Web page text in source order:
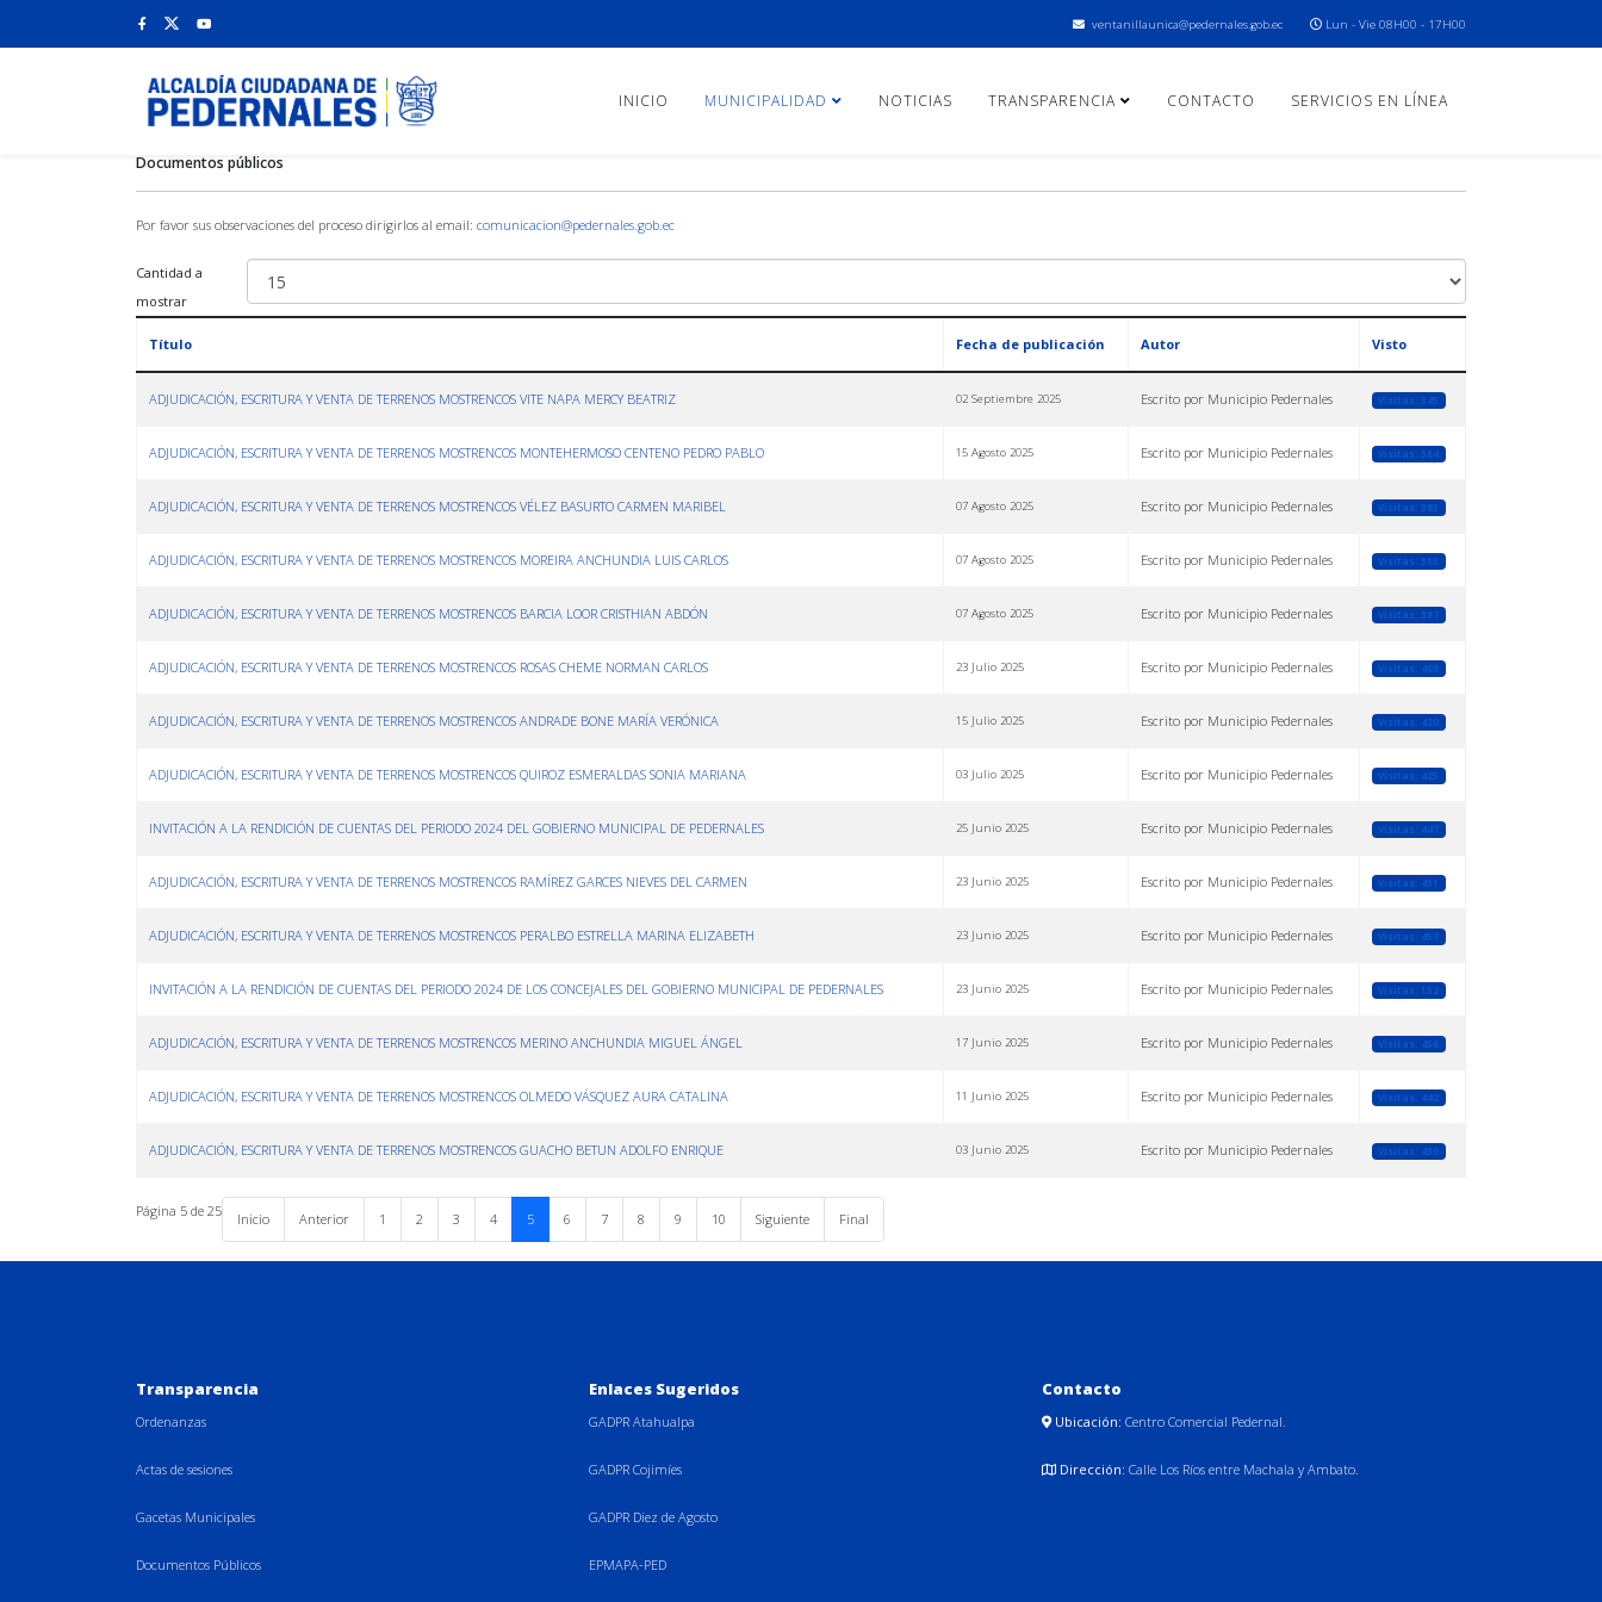
ventanillaunica@pedernales.gob.ec Lun - Vie 08H00 - 17H00
INICIO MUNICIPALIDAD NOTICIAS TRANSPARENCIA CONTACTO SERVICIOS EN LÍNEA
Documentos públicos
Por favor sus observaciones del proceso dirigirlos al email: comunicacion@pedernales.gob.ec
Cantidad a
mostrar
Título Fecha de publicación Autor Visto
ADJUDICACIÓN, ESCRITURA Y VENTA DE TERRENOS MOSTRENCOS VITE NAPA MERCY BEATRIZ 02 Septiembre 2025 Escrito por Municipio Pedernales Visitas: 345
ADJUDICACIÓN, ESCRITURA Y VENTA DE TERRENOS MOSTRENCOS MONTEHERMOSO CENTENO PEDRO PABLO 15 Agosto 2025 Escrito por Municipio Pedernales Visitas: 364
ADJUDICACIÓN, ESCRITURA Y VENTA DE TERRENOS MOSTRENCOS VÉLEZ BASURTO CARMEN MARIBEL 07 Agosto 2025 Escrito por Municipio Pedernales Visitas: 383
ADJUDICACIÓN, ESCRITURA Y VENTA DE TERRENOS MOSTRENCOS MOREIRA ANCHUNDIA LUIS CARLOS 07 Agosto 2025 Escrito por Municipio Pedernales Visitas: 393
ADJUDICACIÓN, ESCRITURA Y VENTA DE TERRENOS MOSTRENCOS BARCIA LOOR CRISTHIAN ABDÓN 07 Agosto 2025 Escrito por Municipio Pedernales Visitas: 387
ADJUDICACIÓN, ESCRITURA Y VENTA DE TERRENOS MOSTRENCOS ROSAS CHEME NORMAN CARLOS 23 Julio 2025 Escrito por Municipio Pedernales Visitas: 408
ADJUDICACIÓN, ESCRITURA Y VENTA DE TERRENOS MOSTRENCOS ANDRADE BONE MARÍA VERÓNICA 15 Julio 2025 Escrito por Municipio Pedernales Visitas: 420
ADJUDICACIÓN, ESCRITURA Y VENTA DE TERRENOS MOSTRENCOS QUIROZ ESMERALDAS SONIA MARIANA 03 Julio 2025 Escrito por Municipio Pedernales Visitas: 425
INVITACIÓN A LA RENDICIÓN DE CUENTAS DEL PERIODO 2024 DEL GOBIERNO MUNICIPAL DE PEDERNALES 25 Junio 2025 Escrito por Municipio Pedernales Visitas: 447
ADJUDICACIÓN, ESCRITURA Y VENTA DE TERRENOS MOSTRENCOS RAMÍREZ GARCES NIEVES DEL CARMEN 23 Junio 2025 Escrito por Municipio Pedernales Visitas: 431
ADJUDICACIÓN, ESCRITURA Y VENTA DE TERRENOS MOSTRENCOS PERALBO ESTRELLA MARINA ELIZABETH 23 Junio 2025 Escrito por Municipio Pedernales Visitas: 457
INVITACIÓN A LA RENDICIÓN DE CUENTAS DEL PERIODO 2024 DE LOS CONCEJALES DEL GOBIERNO MUNICIPAL DE PEDERNALES 23 Junio 2025 Escrito por Municipio Pedernales Visitas: 152
ADJUDICACIÓN, ESCRITURA Y VENTA DE TERRENOS MOSTRENCOS MERINO ANCHUNDIA MIGUEL ÁNGEL 17 Junio 2025 Escrito por Municipio Pedernales Visitas: 456
ADJUDICACIÓN, ESCRITURA Y VENTA DE TERRENOS MOSTRENCOS OLMEDO VÁSQUEZ AURA CATALINA 11 Junio 2025 Escrito por Municipio Pedernales Visitas: 442
ADJUDICACIÓN, ESCRITURA Y VENTA DE TERRENOS MOSTRENCOS GUACHO BETUN ADOLFO ENRIQUE 03 Junio 2025 Escrito por Municipio Pedernales Visitas: 430
Página 5 de 25 Inicio Anterior 1 2 3 4 5 6 7 8 9 10 Siguiente Final
Transparencia
Ordenanzas
Actas de sesiones
Gacetas Municipales
Documentos Públicos
Enlaces Sugeridos
GADPR Atahualpa
GADPR Cojimíes
GADPR Diez de Agosto
EPMAPA-PED
Contacto
Ubicación: Centro Comercial Pedernal.
Dirección: Calle Los Ríos entre Machala y Ambato.